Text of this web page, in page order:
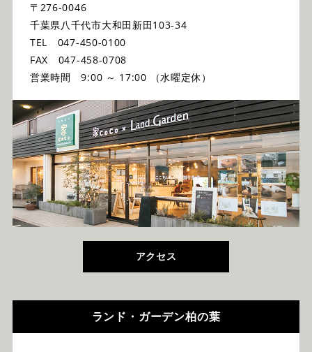
〒276-0046
千葉県八千代市大和田新田103-34
TEL 047-450-0100
FAX 047-458-0708
営業時間 9:00 ～ 17:00 （水曜定休）
アクセス
ランド・ガーデン柏の葉